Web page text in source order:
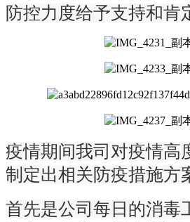
防控力度给予支持和肯
疫情期间我司对疫情高
制定出相关防疫措施方
首先是公司每日的消毒